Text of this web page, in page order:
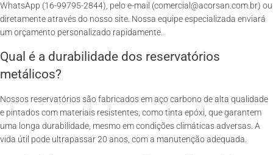
WhatsApp (16-99795-2844), pelo e-mail (comercial@acorsan.com.br) ou
diretamente através do nosso site. Nossa equipe especializada enviará
um orçamento personalizado rapidamente.
Qual é a durabilidade dos reservatórios
metálicos?
Nossos reservatórios são fabricados em aço carbono de alta qualidade
e pintados com materiais resistentes, como tinta epóxi, que garantem
uma longa durabilidade, mesmo em condições climáticas adversas. A
vida útil pode ultrapassar 20 anos, com a manutenção adequada.